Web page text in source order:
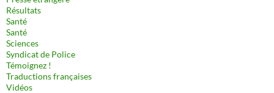
Résultats
Santé
Santé
Sciences
Syndicat de Police
Témoignez !
Traductions françaises
Vidéos